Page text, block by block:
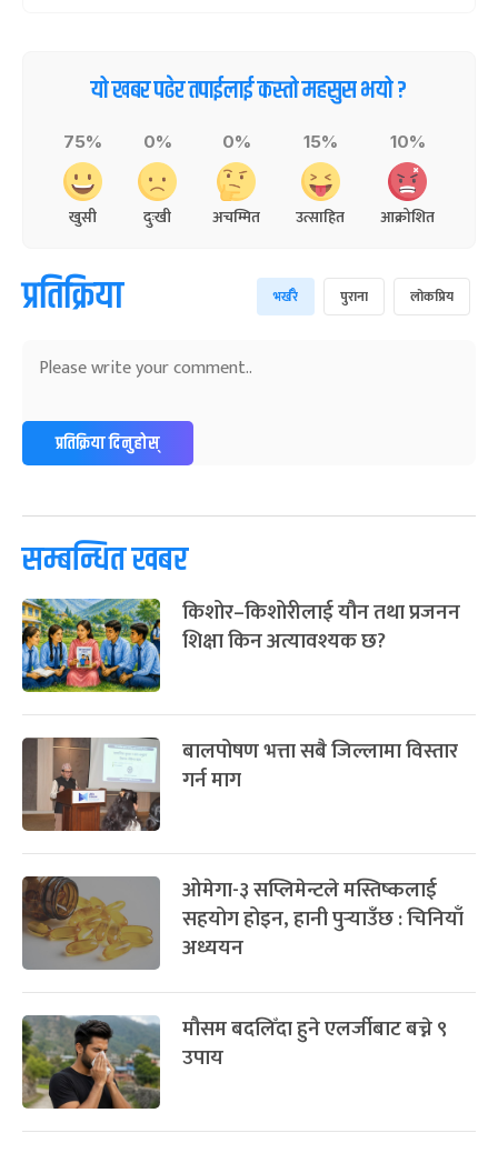
यो खबर पढेर तपाईलाई कस्तो महसुस भयो ?
75%
खुसी
0%
दुःखी
0%
अचम्मित
15%
उत्साहित
10%
आक्रोशित
प्रतिक्रिया भर्खरै पुराना लोकप्रिय
प्रतिक्रिया दिनुहोस्
सम्बन्धित खबर
किशोर–किशोरीलाई यौन तथा प्रजनन
शिक्षा किन अत्यावश्यक छ?
बालपोषण भत्ता सबै जिल्लामा विस्तार
गर्न माग
ओमेगा-३ सप्लिमेन्टले मस्तिष्कलाई
सहयोग होइन, हानी पुर्‍याउँछ : चिनियाँ
अध्ययन
मौसम बदलिँदा हुने एलर्जीबाट बच्ने ९
उपाय